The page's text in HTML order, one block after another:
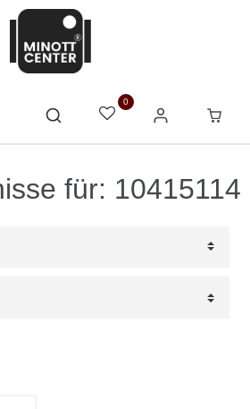
0
für: 10415114